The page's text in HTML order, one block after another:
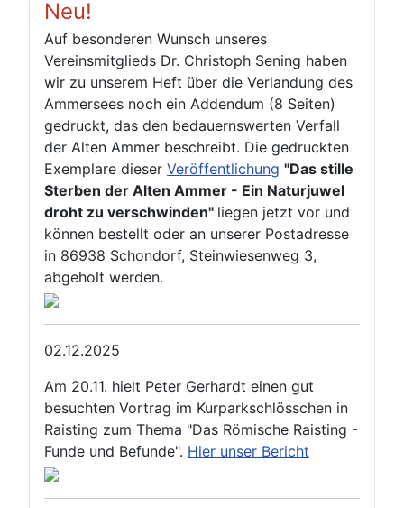
Neu!
Auf besonderen Wunsch unseres
Vereinsmitglieds Dr. Christoph Sening haben
wir zu unserem Heft über die Verlandung des
Ammersees noch ein Addendum (8 Seiten)
gedruckt, das den bedauernswerten Verfall
der Alten Ammer beschreibt. Die gedruckten
Exemplare dieser Veröffentlichung "Das stille
Sterben der Alten Ammer - Ein Naturjuwel
droht zu verschwinden" liegen jetzt vor und
können bestellt oder an unserer Postadresse
in 86938 Schondorf, Steinwiesenweg 3,
abgeholt werden.
02.12.2025
Am 20.11. hielt Peter Gerhardt einen gut
besuchten Vortrag im Kurparkschlösschen in
Raisting zum Thema "Das Römische Raisting -
Funde und Befunde". Hier unser Bericht